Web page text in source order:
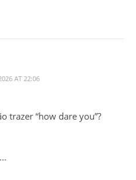
AT 22:06
trazer “how dare you”?